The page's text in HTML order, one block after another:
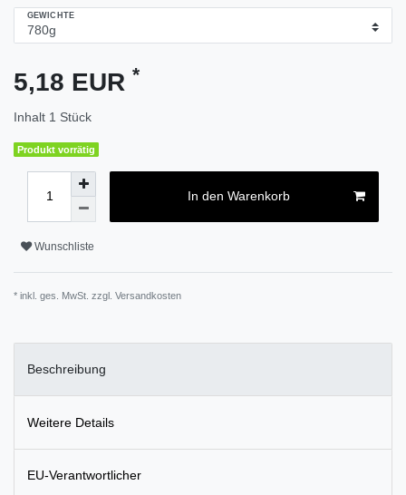
GEWICHTE
5,18 EUR *
Inhalt 1 Stück
Produkt vorrätig
In den Warenkorb
Wunschliste
* inkl. ges. MwSt. zzgl. Versandkosten
Beschreibung
Weitere Details
EU-Verantwortlicher